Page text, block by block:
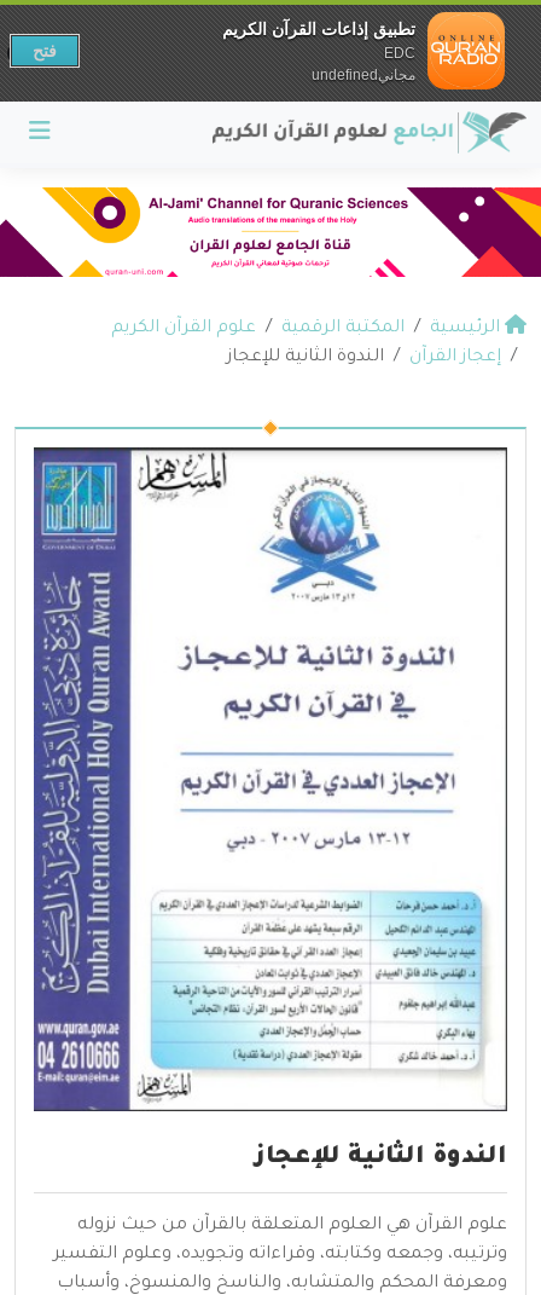
الرئيسية المكتبة الرقمية
علوم القرآن الكريم
إعجاز القرآن
الندوة الثانية للإعجاز
الندوة الثانية للإعجاز
علوم القرآن هي العلوم المتعلقة بالقرآن من حيث نزوله
وترتيبه، وجمعه وكتابته، وقراءاته وتجويده، وعلوم التفسير
ومعرفة المحكم والمتشابه، والناسخ والمنسوخ، وأسباب
تطبيق إذاعات القرآن الكريم
EDC
مجانيundefined
فتح